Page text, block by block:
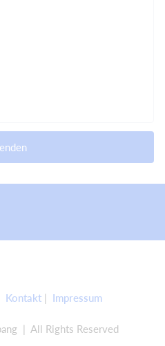
Kontakt | Impressum
| All Rights Reserved